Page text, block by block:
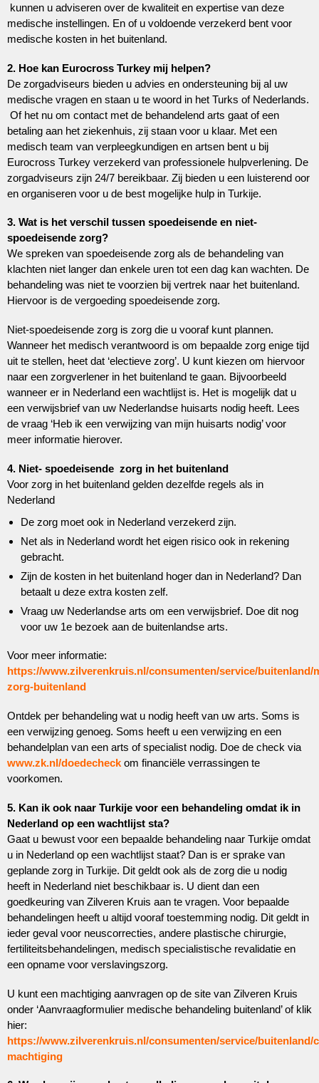
kunnen u adviseren over de kwaliteit en expertise van deze
medische instellingen. En of u voldoende verzekerd bent voor
medische kosten in het buitenland.
2. Hoe kan Eurocross Turkey mij helpen?
De zorgadviseurs bieden u advies en ondersteuning bij al uw
medische vragen en staan u te woord in het Turks of Nederlands.
Of het nu om contact met de behandelend arts gaat of een
betaling aan het ziekenhuis, zij staan voor u klaar. Met een
medisch team van verpleegkundigen en artsen bent u bij
Eurocross Turkey verzekerd van professionele hulpverlening. De
zorgadviseurs zijn 24/7 bereikbaar. Zij bieden u een luisterend oor
en organiseren voor u de best mogelijke hulp in Turkije.
3. Wat is het verschil tussen spoedeisende en niet-
spoedeisende zorg?
We spreken van spoedeisende zorg als de behandeling van
klachten niet langer dan enkele uren tot een dag kan wachten. De
behandeling was niet te voorzien bij vertrek naar het buitenland.
Hiervoor is de vergoeding spoedeisende zorg.
Niet-spoedeisende zorg is zorg die u vooraf kunt plannen.
Wanneer het medisch verantwoord is om bepaalde zorg enige tijd
uit te stellen, heet dat ‘electieve zorg’. U kunt kiezen om hiervoor
naar een zorgverlener in het buitenland te gaan. Bijvoorbeeld
wanneer er in Nederland een wachtlijst is. Het is mogelijk dat u
een verwijsbrief van uw Nederlandse huisarts nodig heeft. Lees
de vraag ‘Heb ik een verwijzing van mijn huisarts nodig’ voor
meer informatie hierover.
4. Niet- spoedeisende zorg in het buitenland
Voor zorg in het buitenland gelden dezelfde regels als in
Nederland
De zorg moet ook in Nederland verzekerd zijn.
Net als in Nederland wordt het eigen risico ook in rekening
gebracht.
Zijn de kosten in het buitenland hoger dan in Nederland? Dan
betaalt u deze extra kosten zelf.
Vraag uw Nederlandse arts om een verwijsbrief. Doe dit nog
voor uw 1e bezoek aan de buitenlandse arts.
Voor meer informatie:
https://www.zilverenkruis.nl/consumenten/service/buitenland/
zorg-buitenland
Ontdek per behandeling wat u nodig heeft van uw arts. Soms is
een verwijzing genoeg. Soms heeft u een verwijzing en een
behandelplan van een arts of specialist nodig. Doe de check via
www.zk.nl/doedecheck om financiële verrassingen te
voorkomen.
5. Kan ik ook naar Turkije voor een behandeling omdat ik in
Nederland op een wachtlijst sta?
Gaat u bewust voor een bepaalde behandeling naar Turkije omdat
u in Nederland op een wachtlijst staat? Dan is er sprake van
geplande zorg in Turkije. Dit geldt ook als de zorg die u nodig
heeft in Nederland niet beschikbaar is. U dient dan een
goedkeuring van Zilveren Kruis aan te vragen. Voor bepaalde
behandelingen heeft u altijd vooraf toestemming nodig. Dit geldt in
ieder geval voor neuscorrecties, andere plastische chirurgie,
fertiliteitsbehandelingen, medisch specialistische revalidatie en
een opname voor verslavingszorg.
U kunt een machtiging aanvragen op de site van Zilveren Kruis
onder ‘Aanvraagformulier medische behandeling buitenland’ of klik
hier:
https://www.zilverenkruis.nl/consumenten/service/buitenland/
machtiging